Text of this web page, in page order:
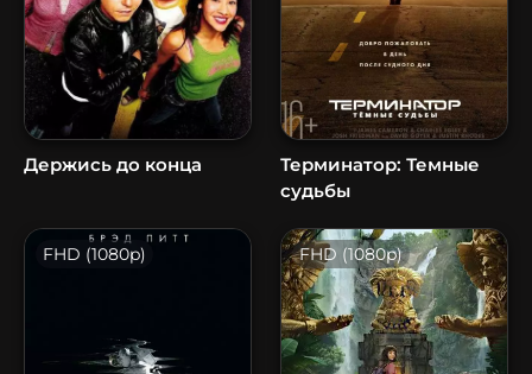
Держись до конца
Терминатор: Темные
судьбы
FHD (1080p) FHD (1080p)